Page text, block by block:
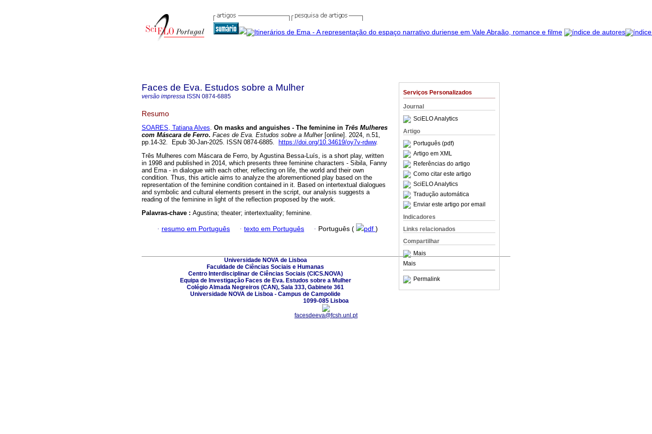
Serviços Personalizados
Journal
SciELO Analytics
Artigo
Português (pdf)
Artigo em XML
Referências do artigo
Como citar este artigo
SciELO Analytics
Tradução automática
Enviar este artigo por email
Indicadores
Links relacionados
Compartilhar
Mais
Mais
Permalink
Faces de Eva. Estudos sobre a Mulher
versão impressa ISSN 0874-6885
Resumo
SOARES, Tatiana Alves. On masks and anguishes - The feminine in Três Mulheres
com Máscara de Ferro. Faces de Eva. Estudos sobre a Mulher[online]. 2024, n.51,
pp.14-32. Epub 30-Jan-2025. ISSN 0874-6885.
https://doi.org/10.34619/oy7v-rdww.
Três Mulheres com Máscara de Ferro, by Agustina Bessa-Luís, is a short play, written
in 1998 and published in 2014, which presents three feminine characters - Sibila, Fanny
and Ema - in dialogue with each other, reflecting on life, the world and their own
condition. Thus, this article aims to analyze the aforementioned play based on the
representation of the feminine condition contained in it. Based on intertextual dialogues
and symbolic and cultural elements present in the script, our analysis suggests a
reading of the feminine in light of the reflection proposed by the work.
Palavras-chave : Agustina; theater; intertextuality; feminine.
· resumo em Português · texto em Português · Português ( pdf )
Universidade NOVA de Lisboa
Faculdade de Ciências Sociais e Humanas
Centro Interdisciplinar de Ciências Sociais (CICS.NOVA)
Equipa de Investigação Faces de Eva. Estudos sobre a Mulher
Colégio Almada Negreiros (CAN), Sala 333, Gabinete 361
Universidade NOVA de Lisboa - Campus de Campolide
1099-085 Lisboa
facesdeeva@fcsh.unl.pt